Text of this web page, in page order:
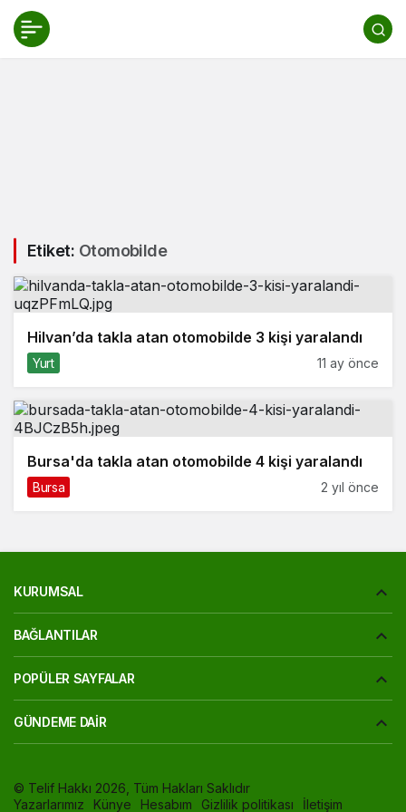
Etiket: Otomobilde
Hilvan’da takla atan otomobilde 3 kişi yaralandı
Yurt 11 ay önce
Bursa'da takla atan otomobilde 4 kişi yaralandı
Bursa 2 yıl önce
KURUMSAL
BAĞLANTILAR
POPÜLER SAYFALAR
GÜNDEME DAIR
© Telif Hakkı 2026, Tüm Hakları Saklıdır
Yazarlarımız
Künye Hesabım Gizlilik politikası İletişim